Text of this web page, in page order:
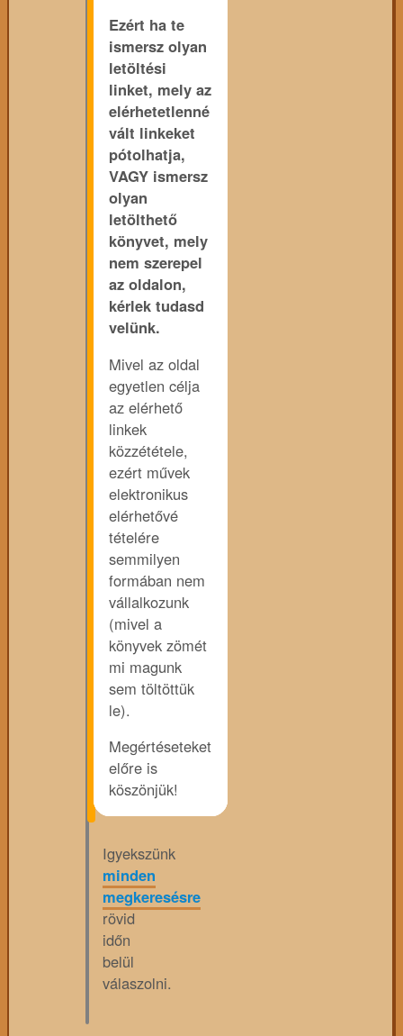
Ezért ha te
ismersz olyan
letöltési
linket, mely az
elérhetetlenné
vált linkeket
pótolhatja,
VAGY ismersz
olyan
letölthető
könyvet, mely
nem szerepel
az oldalon,
kérlek tudasd
velünk.
Mivel az oldal
egyetlen célja
az elérhető
linkek
közzététele,
ezért művek
elektronikus
elérhetővé
tételére
semmilyen
formában nem
vállalkozunk
(mivel a
könyvek zömét
mi magunk
sem töltöttük
le).
Megértéseteket
előre is
köszönjük!
Igyekszünk
minden
megkeresésre
rövid
időn
belül
válaszolni.